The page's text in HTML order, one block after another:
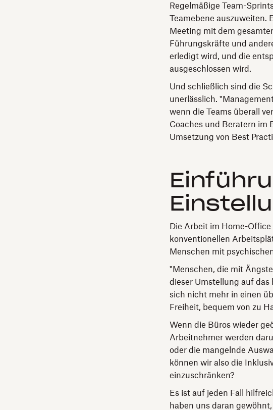
Regelmäßige Team-
Teamebene
Meeting mit dem
Führungskräfte und
erledigt wird, und die
ausgeschlossen wird.
Und schließlich sind die
unerlässlich.
wenn die Teams überall
Coaches und Beratern im
Umsetzung von Best
Die Arbeit im Home-
konventionellen
Menschen mit
"Menschen, die mit
dieser Umstellung auf
sich nicht mehr in einen
Freiheit, bequem von zu
Wenn die Büros wieder
Arbeitnehmer werden
oder die mangelnde
können wir also die
einzuschränken?
Es ist auf jeden Fall
haben uns daran